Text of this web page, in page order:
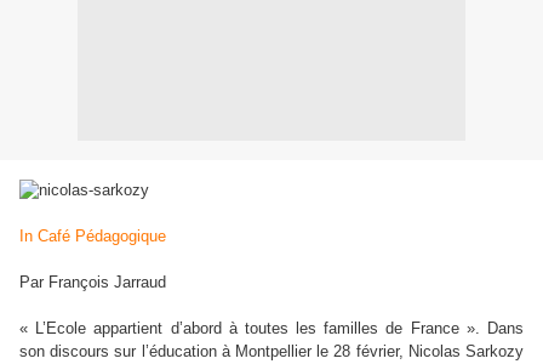
In Café Pédagogique
Par François Jarraud
« L’Ecole appartient d’abord à toutes les familles de France ». Dans
son discours sur l’éducation à Montpellier le 28 février, Nicolas Sarkozy